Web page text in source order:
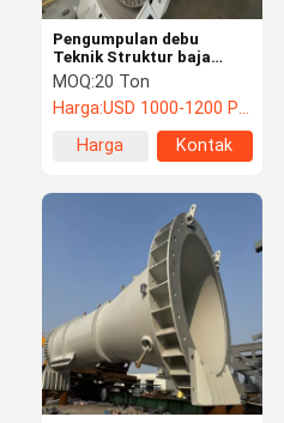
Pengumpulan debu
Teknik Struktur baja
Fabrikasi Kabinet Hopper
Chimney Frame
MOQ:20 Ton
Harga:USD 1000-1200 PER TON
Harga
Kontak